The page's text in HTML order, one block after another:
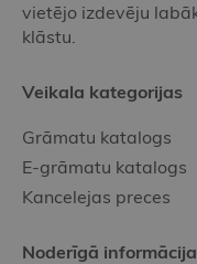
vietējo izdevēju
klāstu.
Veikala kategorijas
Grāmatu katalogs
E-grāmatu katalogs
Kancelejas preces
Noderīgā informācija